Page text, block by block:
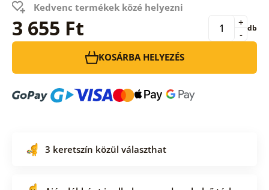
Kedvenc termékek közé helyezni
3 655 Ft -
+ db
KOSÁRBA HELYEZÉS
3 keretszín közül választhat